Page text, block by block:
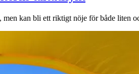
kan bli ett riktigt nöje för både liten